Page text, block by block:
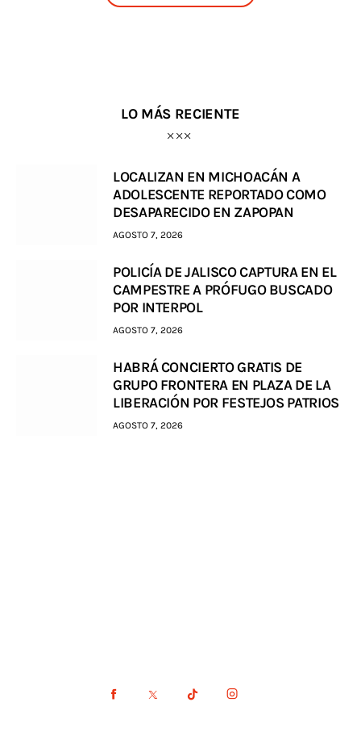
LO MÁS RECIENTE
LOCALIZAN EN MICHOACÁN A
ADOLESCENTE REPORTADO COMO
DESAPARECIDO EN ZAPOPAN
AGOSTO 7, 2026
POLICÍA DE JALISCO CAPTURA EN EL
CAMPESTRE A PRÓFUGO BUSCADO
POR INTERPOL
AGOSTO 7, 2026
HABRÁ CONCIERTO GRATIS DE
GRUPO FRONTERA EN PLAZA DE LA
LIBERACIÓN POR FESTEJOS PATRIOS
AGOSTO 7, 2026